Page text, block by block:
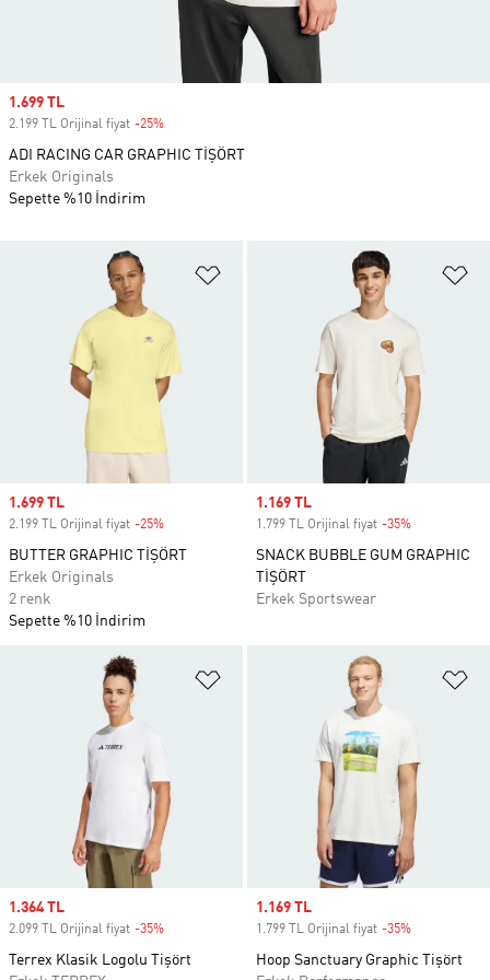
Favori Listesine Ekle
Sale price
1.699 TL
2.199 TL Orijinal fiyat -25%
BUTTER GRAPHIC TİŞÖRT
Erkek Originals
2 renk
Sepette %10 İndirim
Sale price
1.169 TL
1.799 TL Orijinal fiyat -35%
SNACK BUBBLE GUM GRAPHIC
TİŞÖRT
Erkek Sportswear
Favori Listesine Ekle
Sale price
1.364 TL
2.099 TL Orijinal fiyat -35%
Terrex Klasik Logolu Tişört
Sale price
1.169 TL
1.799 TL Orijinal fiyat -35%
Hoop Sanctuary Graphic Tişört
Sale price
1.699 TL
2.199 TL Orijinal fiyat -25%
ADI RACING CAR GRAPHIC TİŞÖRT
Erkek Originals
Sepette %10 İndirim